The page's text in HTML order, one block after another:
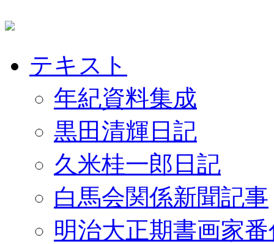
テキスト
年紀資料集成
黒田清輝日記
久米桂一郎日記
白馬会関係新聞記事
明治大正期書画家